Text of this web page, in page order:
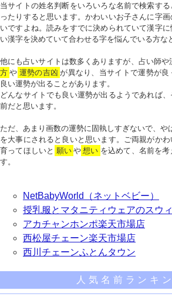
当サイトの姓名判断をいろいろな名前で検索す
ったりすると思います。かわいいお子さんに字
いですよね。読みをすでに決められていて漢字
い漢字を決めていて合わせる字を悩んでいる方な
他にも占いサイトは数多くありますが、占い師や
方 や 運勢の吉凶 が異なり、当サイトで運勢が
良い運勢が出ることがあります。
どんなサイトでも良い運勢が出るようであれば
前だと思います。
ただ、あまり画数の運勢に固執しすぎないで、や
を大事にされると良いと思います。ご両親がか
育ってほしいと 願い や 想い を込めて、名前を
す。
NetBabyWorld（ネットベビー）
授乳服とマタニティウェアのスウ
アカチャンホンポ楽天市場店
西松屋チェーン楽天市場店
西川チェーンふとんタウン
人気名前ランキ